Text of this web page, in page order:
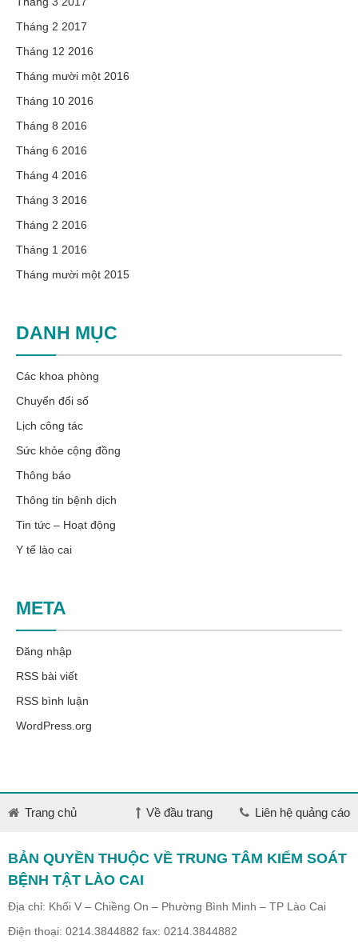
Tháng 2 2017
Tháng 12 2016
Tháng mười một 2016
Tháng 10 2016
Tháng 8 2016
Tháng 6 2016
Tháng 4 2016
Tháng 3 2016
Tháng 2 2016
Tháng 1 2016
Tháng mười một 2015
DANH MỤC
Các khoa phòng
Chuyển đổi số
Lịch công tác
Sức khỏe cộng đồng
Thông báo
Thông tin bệnh dịch
Tin tức – Hoạt động
Y tế lào cai
META
Đăng nhập
RSS bài viết
RSS bình luận
WordPress.org
Trang chủ Về đầu trang Liên hệ quảng cáo
BẢN QUYỀN THUỘC VỀ TRUNG TÂM KIỂM SOÁT
BỆNH TẬT LÀO CAI
Địa chỉ: Khối V – Chiềng On – Phường Bình Minh – TP Lào Cai
Điện thoại: 0214.3844882 fax: 0214.3844882